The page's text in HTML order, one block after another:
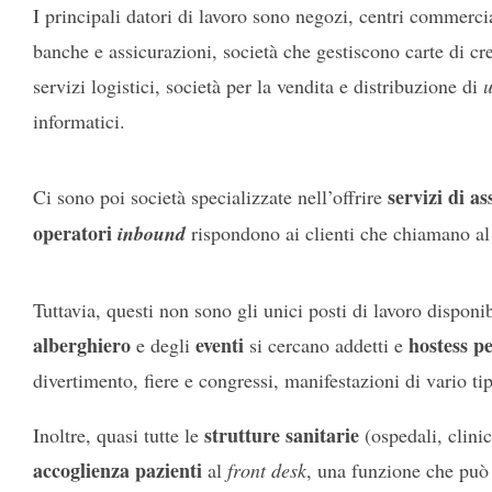
I principali datori di lavoro sono negozi, centri
banche e assicurazioni, società che gestiscono carte di
servizi logistici, società per la vendita e distribuzione di
informatici.
Ci sono poi società specializzate nell’offrire servizi di
operatori inboundrispondono ai clienti che chiamano
Tuttavia, questi non sono gli unici posti di lavoro
alberghieroe degli eventisi cercano addetti ehostess
divertimento, fiere e congressi, manifestazioni di vario
Inoltre, quasi tutte lestrutture sanitarie(ospedali,
accoglienza paziential front desk, una funzione che